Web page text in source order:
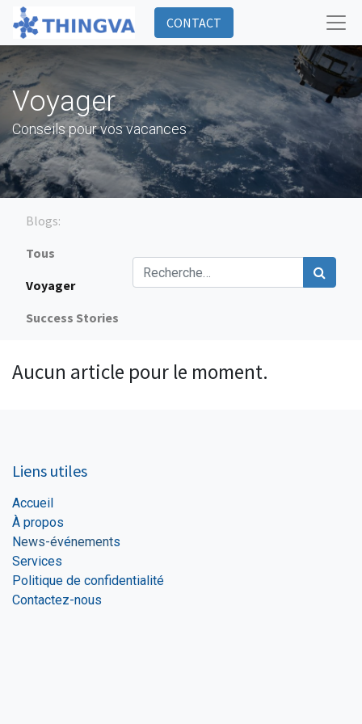
CONTACT
Voyager
Conseils pour vos vacances
Blogs:
Tous
Voyager
Success Stories
Aucun article pour le moment.
Liens utiles
Accueil
À propos
News-événements
Services
Politique de confidentialité
Contactez-nous